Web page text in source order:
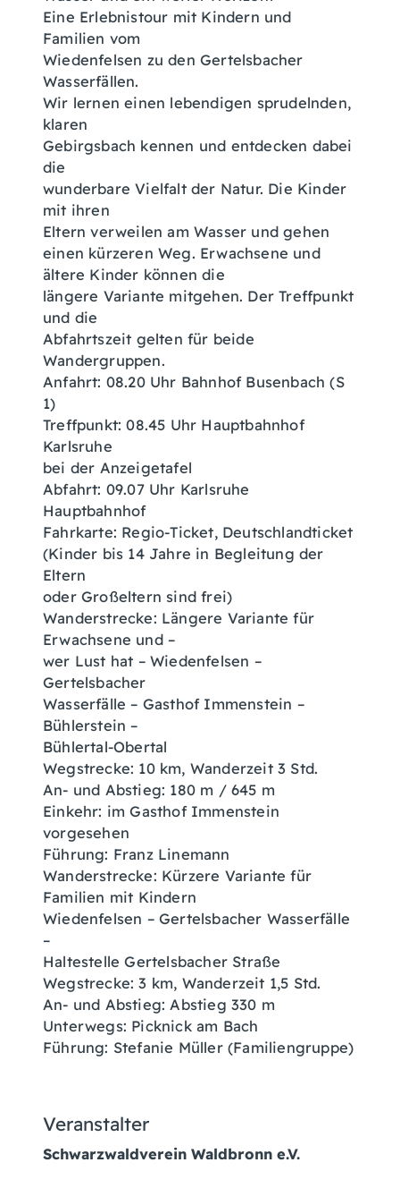
Eine Erlebnistour mit Kindern und
Familien vom
Wiedenfelsen zu den Gertelsbacher
Wasserfällen.
Wir lernen einen lebendigen sprudelnden,
klaren
Gebirgsbach kennen und entdecken dabei
die
wunderbare Vielfalt der Natur. Die Kinder
mit ihren
Eltern verweilen am Wasser und gehen
einen kürzeren Weg. Erwachsene und
ältere Kinder können die
längere Variante mitgehen. Der Treffpunkt
und die
Abfahrtszeit gelten für beide
Wandergruppen.
Anfahrt: 08.20 Uhr Bahnhof Busenbach (S
1)
Treffpunkt: 08.45 Uhr Hauptbahnhof
Karlsruhe
bei der Anzeigetafel
Abfahrt: 09.07 Uhr Karlsruhe
Hauptbahnhof
Fahrkarte: Regio-Ticket, Deutschlandticket
(Kinder bis 14 Jahre in Begleitung der
Eltern
oder Großeltern sind frei)
Wanderstrecke: Längere Variante für
Erwachsene und –
wer Lust hat – Wiedenfelsen –
Gertelsbacher
Wasserfälle – Gasthof Immenstein –
Bühlerstein –
Bühlertal-Obertal
Wegstrecke: 10 km, Wanderzeit 3 Std.
An- und Abstieg: 180 m / 645 m
Einkehr: im Gasthof Immenstein
vorgesehen
Führung: Franz Linemann
Wanderstrecke: Kürzere Variante für
Familien mit Kindern
Wiedenfelsen – Gertelsbacher Wasserfälle
–
Haltestelle Gertelsbacher Straße
Wegstrecke: 3 km, Wanderzeit 1,5 Std.
An- und Abstieg: Abstieg 330 m
Unterwegs: Picknick am Bach
Führung: Stefanie Müller (Familiengruppe)
Veranstalter
Schwarzwaldverein Waldbronn e.V.